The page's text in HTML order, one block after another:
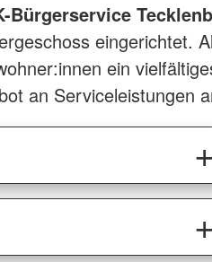
Bürgerservice
eingerichtet.
ein
an Serviceleistungen